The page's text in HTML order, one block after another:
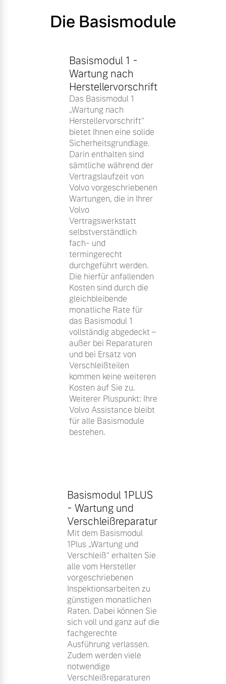
Die Basismodule
Basismodul 1 -
Wartung nach
Herstellervorschrift
Das Basismodul 1
„Wartung nach
Herstellervorschrift“
bietet Ihnen eine solide
Sicherheitsgrundlage.
Darin enthalten sind
sämtliche während der
Vertragslaufzeit von
Volvo vorgeschriebenen
Wartungen, die in Ihrer
Volvo
Vertragswerkstatt
selbstverständlich
fach- und
termingerecht
durchgeführt werden.
Die hierfür anfallenden
Kosten sind durch die
gleichbleibende
monatliche Rate für
das Basismodul 1
vollständig abgedeckt –
außer bei Reparaturen
und bei Ersatz von
Verschleißteilen
kommen keine weiteren
Kosten auf Sie zu.
Weiterer Pluspunkt: Ihre
Volvo Assistance bleibt
für alle Basismodule
bestehen.
Basismodul 1PLUS
- Wartung und
Verschleißreparatur
Mit dem Basismodul
1Plus „Wartung und
Verschleiß“ erhalten Sie
alle vom Hersteller
vorgeschriebenen
Inspektionsarbeiten zu
günstigen monatlichen
Raten. Dabei können Sie
sich voll und ganz auf die
fachgerechte
Ausführung verlassen.
Zudem werden viele
notwendige
Verschleißreparaturen